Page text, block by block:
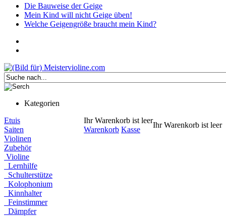
Die Bauweise der Geige
Mein Kind will nicht Geige üben!
Welche Geigengröße braucht mein Kind?
Kategorien
Ihr Warenkorb ist leer
Warenkorb Kasse
Ihr Warenkorb ist leer
Etuis
Saiten
Violinen
Zubehör
Violine
Lernhilfe
Schulterstütze
Kolophonium
Kinnhalter
Feinstimmer
Dämpfer